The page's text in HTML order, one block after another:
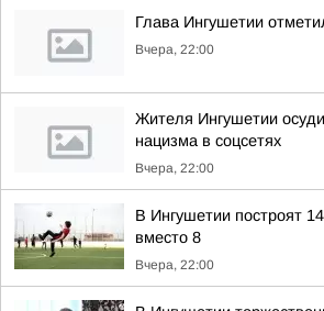
Глава Ингушетии
Вчера, 22:00
Жителя Ингушетии
нацизма в соцсетях
Вчера, 22:00
В Ингушетии построят
вместо 8
Вчера, 22:00